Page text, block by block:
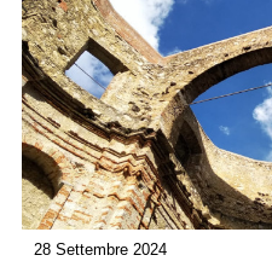
28 Settembre 2024